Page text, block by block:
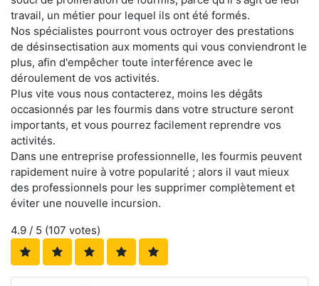
travail, un métier pour lequel ils ont été formés.
Nos spécialistes pourront vous octroyer des prestations
de désinsectisation aux moments qui vous conviendront le
plus, afin d'empêcher toute interférence avec le
déroulement de vos activités.
Plus vite vous nous contacterez, moins les dégâts
occasionnés par les fourmis dans votre structure seront
importants, et vous pourrez facilement reprendre vos
activités.
Dans une entreprise professionnelle, les fourmis peuvent
rapidement nuire à votre popularité ; alors il vaut mieux
des professionnels pour les supprimer complètement et
éviter une nouvelle incursion.
4.9 / 5 (107 votes)